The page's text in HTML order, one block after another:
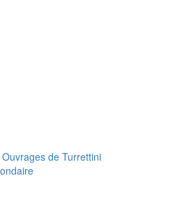
de Turrettini